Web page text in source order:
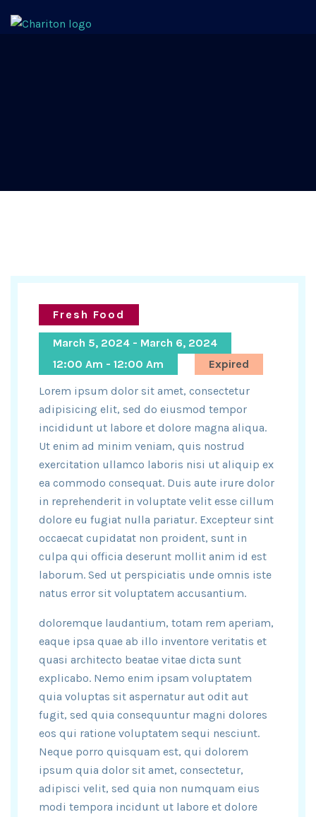
Fresh Food
March 5, 2024 - March 6, 2024
12:00 Am - 12:00 Am
Expired
Lorem ipsum dolor sit amet, consectetur
adipisicing elit, sed do eiusmod tempor
incididunt ut labore et dolore magna aliqua.
Ut enim ad minim veniam, quis nostrud
exercitation ullamco laboris nisi ut aliquip ex
ea commodo consequat. Duis aute irure dolor
in reprehenderit in voluptate velit esse cillum
dolore eu fugiat nulla pariatur. Excepteur sint
occaecat cupidatat non proident, sunt in
culpa qui officia deserunt mollit anim id est
laborum. Sed ut perspiciatis unde omnis iste
natus error sit voluptatem accusantium.
doloremque laudantium, totam rem aperiam,
eaque ipsa quae ab illo inventore veritatis et
quasi architecto beatae vitae dicta sunt
explicabo. Nemo enim ipsam voluptatem
quia voluptas sit aspernatur aut odit aut
fugit, sed quia consequuntur magni dolores
eos qui ratione voluptatem sequi nesciunt.
Neque porro quisquam est, qui dolorem
ipsum quia dolor sit amet, consectetur,
adipisci velit, sed quia non numquam eius
modi tempora incidunt ut labore et dolore